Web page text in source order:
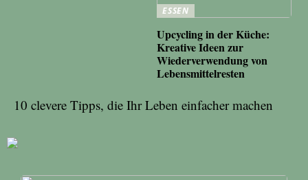
ESSEN
Upcycling in der Küche:
Kreative Ideen zur
Wiederverwendung von
Lebensmittelresten
10 clevere Tipps, die Ihr Leben einfacher machen